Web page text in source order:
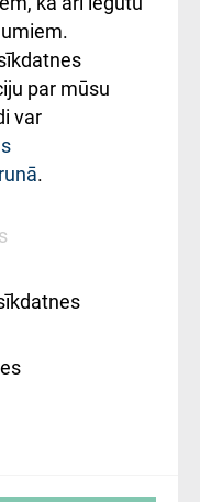
par mūsu
var
.